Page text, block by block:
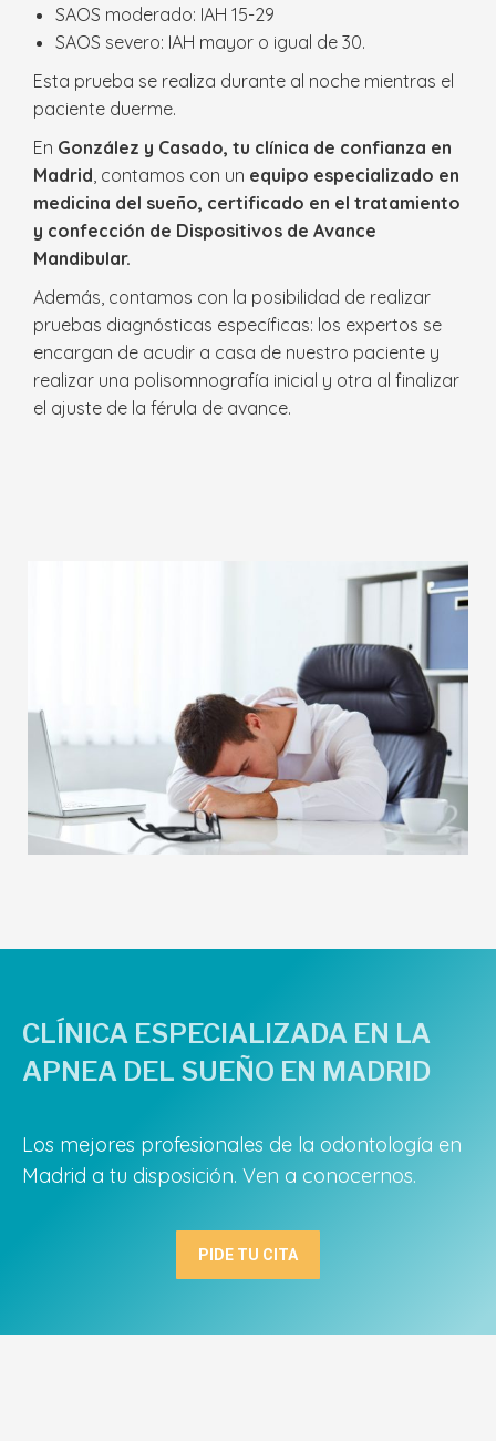
SAOS moderado: IAH 15-29
SAOS severo: IAH mayor o igual de 30.
Esta prueba se realiza durante al noche mientras el
paciente duerme.
En González y Casado, tu clínica de confianza en
Madrid, contamos con un equipo especializado en
medicina del sueño, certificado en el tratamiento
y confección de Dispositivos de Avance
Mandibular.
Además, contamos con la posibilidad de realizar
pruebas diagnósticas específicas: los expertos se
encargan de acudir a casa de nuestro paciente y
realizar una polisomnografía inicial y otra al finalizar
el ajuste de la férula de avance.
CLÍNICA ESPECIALIZADA EN LA
APNEA DEL SUEÑO EN MADRID
Los mejores profesionales de la odontología en
Madrid a tu disposición. Ven a conocernos.
PIDE TU CITA